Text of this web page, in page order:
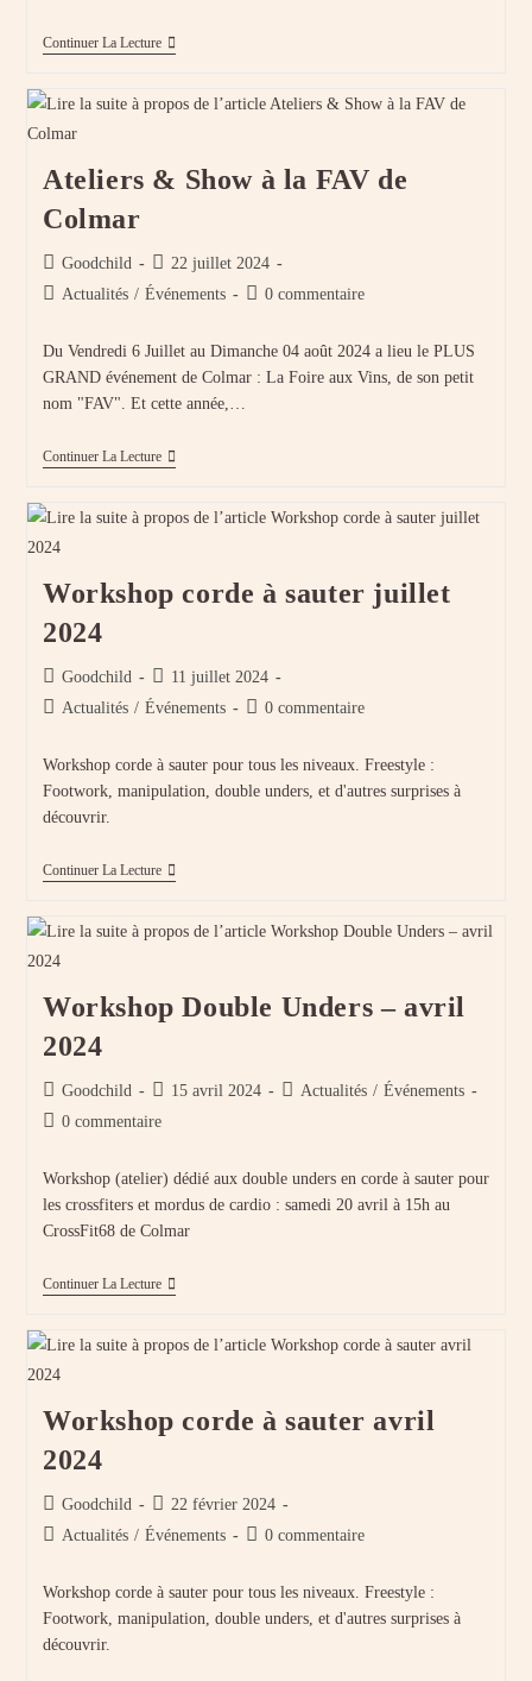
Continuer La LectureWorkshop
Sauter
–
Nicolas
Ateliers & Show à la FAV de
Colmar
Auteur/autrice
de
Goodchild
Publication
publiée :
22 juillet 2024
PostActualités / Événements
Commentaires
publication :
0 commentaire
Du Vendredi 6 Juillet au Dimanche 04 août 2024 a lieu le PLUS
GRAND événement de Colmar : La Foire aux Vins, de son petit
nom "FAV". Et cette année,…
Continuer La LectureAteliers
À
La
Colmar
Workshop corde à sauter juillet
2024
Auteur/autrice
de
Goodchild
Publication
publiée :
11 juillet 2024
PostActualités / Événements
Commentaires
la
publication :
0 commentaire
Workshop corde à sauter pour tous les niveaux. Freestyle :
Footwork, manipulation, double unders, et d'autres surprises à
découvrir.
Continuer La LectureWorkshop
Sauter
Juillet
Workshop Double Unders – avril
2024
Auteur/autrice
de
Goodchild
Publication
publiée :
15 avril 2024
PostActualités / Événements
Commentaires
la
publication :
0 commentaire
Workshop (atelier) dédié aux double unders en corde à sauter pour
les crossfiters et mordus de cardio : samedi 20 avril à 15h au
CrossFit68 de Colmar
Continuer La LectureWorkshop
–
Avril
Workshop corde à sauter avril
2024
Auteur/autrice
de
Goodchild
Publication
publiée :
22 février 2024
PostActualités / Événements
Commentaires
la
publication :
0 commentaire
Workshop corde à sauter pour tous les niveaux. Freestyle :
Footwork, manipulation, double unders, et d'autres surprises à
découvrir.